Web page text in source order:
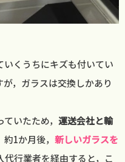
くうちにキズも付いてい
，ガラスは交換しかあり
いたため， 運送会社と輸
1か月後， 新しいガラスを
行業者を経由すると，こ